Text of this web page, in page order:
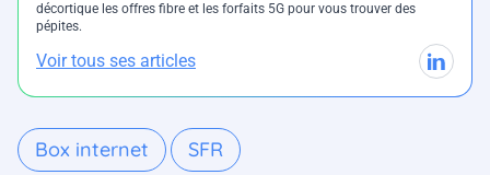
décortique les offres fibre et les forfaits 5G pour vous trouver des
pépites.
Voir tous ses articles
Box internet SFR